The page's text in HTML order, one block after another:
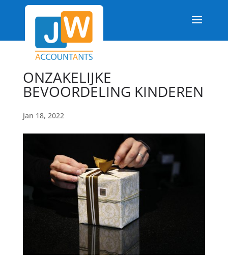
ONZAKELIJKE
BEVOORDELING KINDEREN
jan 18, 2022